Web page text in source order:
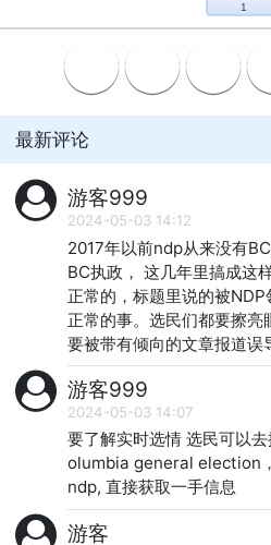
1
最新评论
游客999
2024-05-03 14:12
2017年以前ndp从来没有
BC执政， 这几年里搞成这
正常的，标题里说的被NDP
正常的事。选民们都要擦
要被带有倾向的文章报道误
游客999
2024-05-03 14:07
要了解实时选情 选民可以
olumbia general election
ndp, 直接获取一手信息
游客